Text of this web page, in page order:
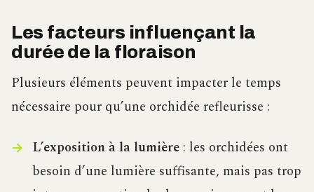
Les facteurs influençant la
durée de la floraison
Plusieurs éléments peuvent impacter le temps
nécessaire pour qu’une orchidée refleurisse :
L’exposition à la lumière: les orchidées ont
besoin d’une lumière suffisante, mais pas trop